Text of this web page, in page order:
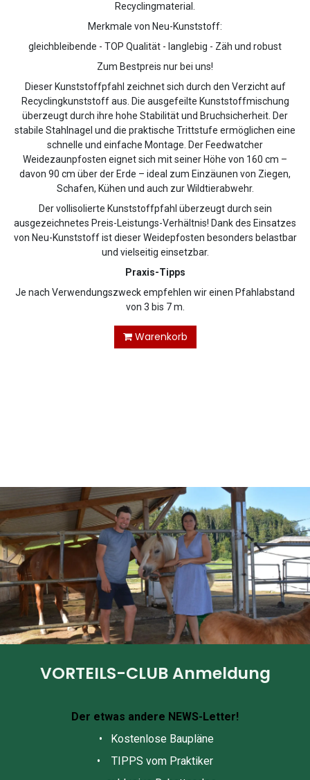
Recyclingmaterial.
Merkmale von Neu-Kunststoff:
gleichbleibende - TOP Qualität - langlebig - Zäh und robust
Zum Bestpreis nur bei uns!
Dieser Kunststoffpfahl zeichnet sich durch den Verzicht auf
Recyclingkunststoff aus. Die ausgefeilte Kunststoffmischung
überzeugt durch ihre hohe Stabilität und Bruchsicherheit. Der
stabile Stahlnagel und die praktische Trittstufe ermöglichen eine
schnelle und einfache Montage. Der Feedwatcher
Weidezaunpfosten eignet sich mit seiner Höhe von 160 cm –
davon 90 cm über der Erde – ideal zum Einzäunen von Ziegen,
Schafen, Kühen und auch zur Wildtierabwehr.
Der vollisolierte Kunststoffpfahl überzeugt durch sein
ausgezeichnetes Preis-Leistungs-Verhältnis! Dank des Einsatzes
von Neu-Kunststoff ist dieser Weidepfosten besonders belastbar
und vielseitig einsetzbar.
Praxis-Tipps
Je nach Verwendungszweck empfehlen wir einen Pfahlabstand
von 3 bis 7 m.
Warenkorb
VORTEILS-CLUB Anmeldung
Der etwas andere NEWS-Letter!
• Kostenlose Baupläne
• TIPPS vom Praktiker